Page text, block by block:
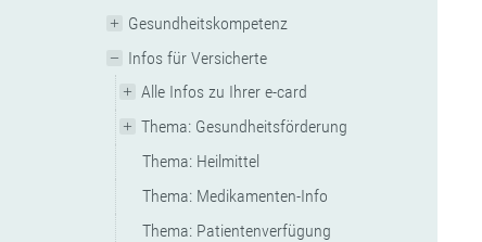
Gesundheitskompetenz
Infos für Versicherte
Alle Infos zu Ihrer e-card
Thema: Gesundheitsförderung
Thema: Heilmittel
Thema: Medikamenten-Info
Thema: Patientenverfügung